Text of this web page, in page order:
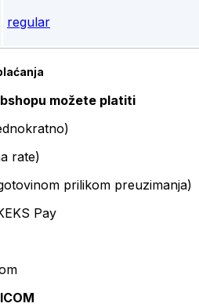
regular
možete platiti
rate)
prilikom preuzimanja)
Pay